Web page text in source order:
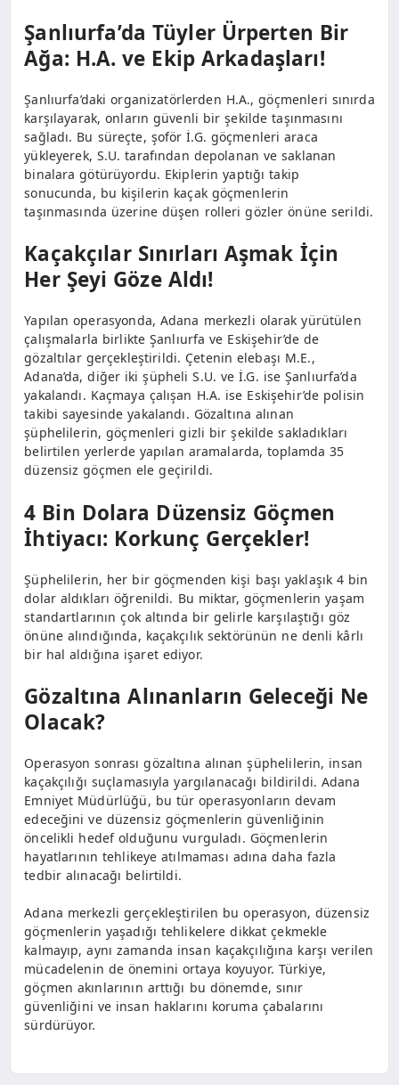
Şanlıurfa’da Tüyler Ürperten Bir
Ağa: H.A. ve Ekip Arkadaşları!
Şanlıurfa’daki organizatörlerden H.A., göçmenleri sınırda
karşılayarak, onların güvenli bir şekilde taşınmasını
sağladı. Bu süreçte, şoför İ.G. göçmenleri araca
yükleyerek, S.U. tarafından depolanan ve saklanan
binalara götürüyordu. Ekiplerin yaptığı takip
sonucunda, bu kişilerin kaçak göçmenlerin
taşınmasında üzerine düşen rolleri gözler önüne serildi.
Kaçakçılar Sınırları Aşmak İçin
Her Şeyi Göze Aldı!
Yapılan operasyonda, Adana merkezli olarak yürütülen
çalışmalarla birlikte Şanlıurfa ve Eskişehir’de de
gözaltılar gerçekleştirildi. Çetenin elebaşı M.E.,
Adana’da, diğer iki şüpheli S.U. ve İ.G. ise Şanlıurfa’da
yakalandı. Kaçmaya çalışan H.A. ise Eskişehir’de polisin
takibi sayesinde yakalandı. Gözaltına alınan
şüphelilerin, göçmenleri gizli bir şekilde sakladıkları
belirtilen yerlerde yapılan aramalarda, toplamda 35
düzensiz göçmen ele geçirildi.
4 Bin Dolara Düzensiz Göçmen
İhtiyacı: Korkunç Gerçekler!
Şüphelilerin, her bir göçmenden kişi başı yaklaşık 4 bin
dolar aldıkları öğrenildi. Bu miktar, göçmenlerin yaşam
standartlarının çok altında bir gelirle karşılaştığı göz
önüne alındığında, kaçakçılık sektörünün ne denli kârlı
bir hal aldığına işaret ediyor.
Gözaltına Alınanların Geleceği Ne
Olacak?
Operasyon sonrası gözaltına alınan şüphelilerin, insan
kaçakçılığı suçlamasıyla yargılanacağı bildirildi. Adana
Emniyet Müdürlüğü, bu tür operasyonların devam
edeceğini ve düzensiz göçmenlerin güvenliğinin
öncelikli hedef olduğunu vurguladı. Göçmenlerin
hayatlarının tehlikeye atılmaması adına daha fazla
tedbir alınacağı belirtildi.
Adana merkezli gerçekleştirilen bu operasyon, düzensiz
göçmenlerin yaşadığı tehlikelere dikkat çekmekle
kalmayıp, aynı zamanda insan kaçakçılığına karşı verilen
mücadelenin de önemini ortaya koyuyor. Türkiye,
göçmen akınlarının arttığı bu dönemde, sınır
güvenliğini ve insan haklarını koruma çabalarını
sürdürüyor.